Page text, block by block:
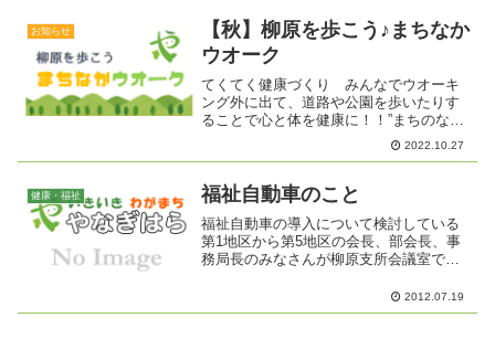
福祉部会のみんなで...
お知らせ
【秋】柳原を歩こう♪まちなか
ウオーク
てくてく健康づくり みんなでウオーキ
ング外に出て、道路や公園を歩いたりす
ることで心と体を健康に！！”まちのなか
ま”と四季折々の景色を眺めならゆる～く
てくてく歩いてみましょう♪冬の飯縄山
日・11月16...
2022.10.27
健康・福祉 福祉自動車のこと
福祉自動車の導入について検討している
第1地区から第5地区の会長、部会長、事
務局長のみなさんが柳原支所会議室で東
の質問が出され、役員、コーディネータ
ー、支所職員がお話ました。
2012.07.19